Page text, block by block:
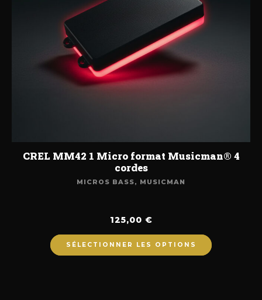
CREL MM42 1 Micro format Musicman® 4
cordes
MICROS BASS, MUSICMAN
125,00 €
SÉLECTIONNER LES OPTIONS